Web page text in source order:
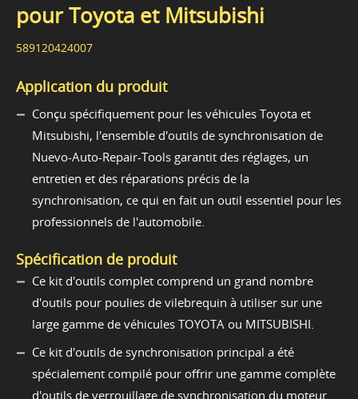
pour Toyota et Mitsubishi
589120424007
Application du produit
Conçu spécifiquement pour les véhicules Toyota et
Mitsubishi, l'ensemble d'outils de synchronisation de
Nuevo-Auto-Repair-Tools garantit des réglages, un
entretien et des réparations précis de la
synchronisation, ce qui en fait un outil essentiel pour les
professionnels de l'automobile.
Spécification de produit
Ce kit d'outils complet comprend un grand nombre
d'outils pour poulies de vilebrequin à utiliser sur une
large gamme de véhicules TOYOTA ou MITSUBISHI.
Ce kit d'outils de synchronisation principal a été
spécialement compilé pour offrir une gamme complète
d'outils de verrouillage de synchronisation du moteur